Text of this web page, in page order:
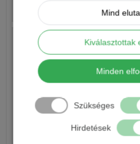
Mind
Kiválasztottak
Minden
Szükséges
Hirdetések
MANNS